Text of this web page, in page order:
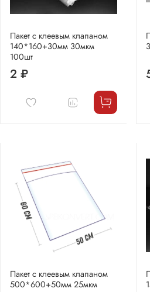
Пакет с клеевым клапаном
140*160+30мм 30мкм
100шт
2 ₽
Пакет с клеевым клапаном
500*600+50мм 25мкм